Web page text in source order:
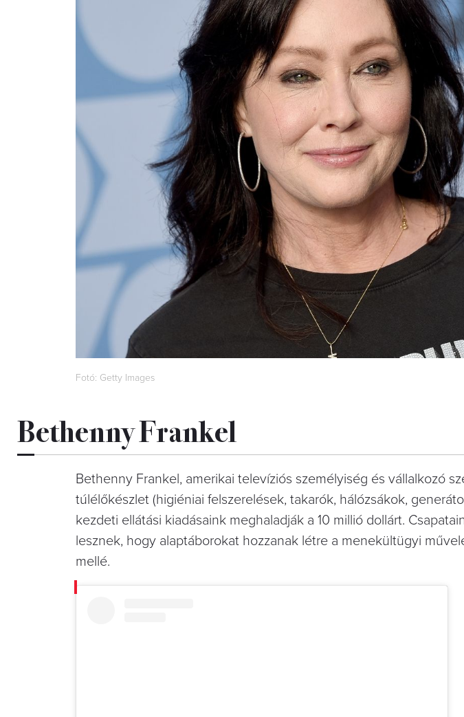
Fotó: Getty Images
Bethenny Frankel
Bethenny Frankel, amerikai televíziós személyiség és vállalkozó
túlélőkészlet (higiéniai felszerelések, takarók, hálózsákok,
kezdeti ellátási kiadásaink meghaladják a 10 millió dollárt.
lesznek, hogy alaptáborokat hozzanak létre a menekültügyi
mellé.